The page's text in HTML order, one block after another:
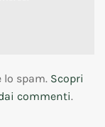
spam. Scopri
commenti.